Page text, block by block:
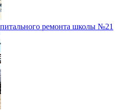
ремонта школы №21